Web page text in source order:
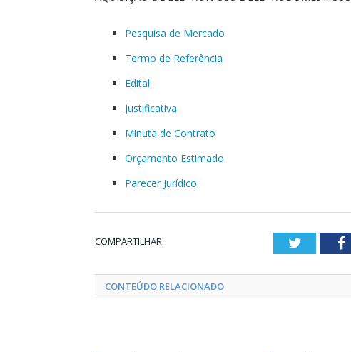
Pesquisa de Mercado
Termo de Referência
Edital
Justificativa
Minuta de Contrato
Orçamento Estimado
Parecer Jurídico
COMPARTILHAR: Twitter
CONTEÚDO RELACIONADO